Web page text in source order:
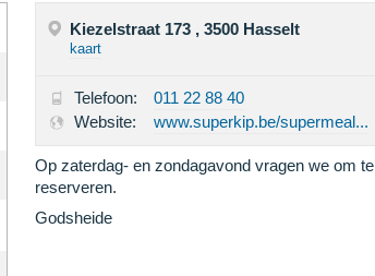
Kiezelstraat 173 , 3500 Hasselt
kaart
Telefoon:
011 22 88 40
Website:
www.superkip.be/supermeal...
Op zaterdag- en zondagavond vragen we om te
reserveren.
Godsheide